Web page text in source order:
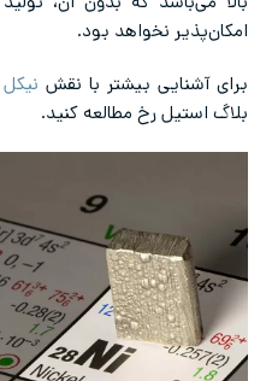
امکان‌پذیر نخواهد بود.
برای آشنایی بیشتر با نقش
بلاگ استیل رخ مطالعه کنید.